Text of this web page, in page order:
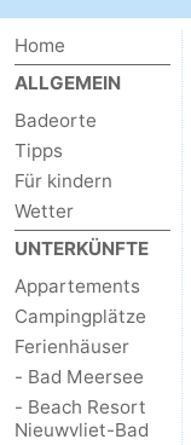
Domburg
-
Zoutelande
-
Vlissingen
-
Middelburg
Zeeuws-
Vlaanderen
-
Nieuwvliet
-
Breskens
Sluis
-
Home
ALLGEMEIN
Badeorte
Tipps
Für kindern
Wetter
UNTERKÜNFTE
Appartements
Campingplätze
Ferienhäuser
- Bad Meersee
- Beach Resort
Nieuwvliet-Bad